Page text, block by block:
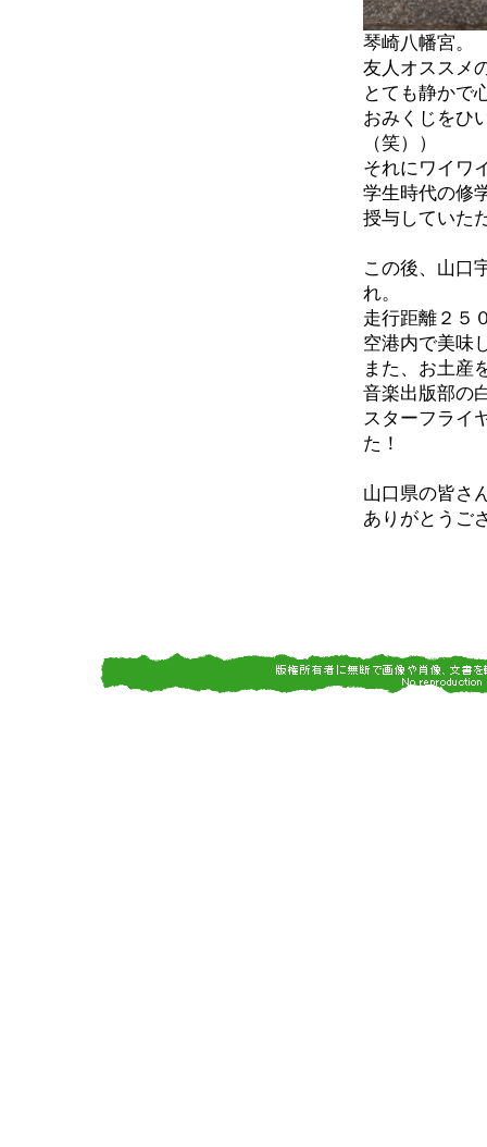
琴崎八幡宮。
友人オススメ
とても静かで
おみくじをひ
（笑））
それにワイワ
学生時代の修
授与していた
この後、山口
れ。
走行距離２５
空港内で美味
また、お土産
音楽出版部の
スターフライ
た！
山口県の皆さ
ありがとうご